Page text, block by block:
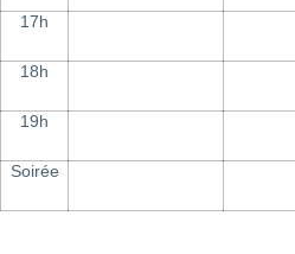
17h
18h
19h
Soirée